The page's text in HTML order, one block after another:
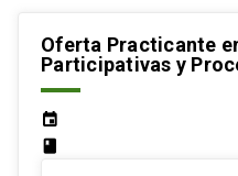
Oferta Practicante
Participativas y
event
class